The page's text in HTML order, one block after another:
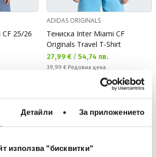
Детайли За приложението
използва "бисквитки"
25/26
ADIDAS ORIGINALS
Тениска Inter Miami CF
Originals Travel T-Shirt
Текуща цена:
27,99 € / 54,74 лв.
Редовна цена:
39,99 € Редовна цена